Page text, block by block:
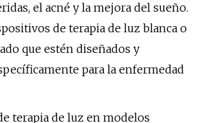
el acné y la mejora del sueño.
de terapia de luz blanca o
que estén diseñados y
para la enfermedad
terapia de luz en modelos